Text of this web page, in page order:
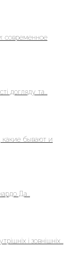
современное
догляду та...
какие бывают и
Да...
і зовнішніх...